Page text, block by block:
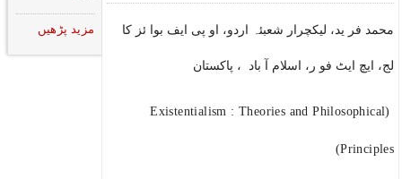
محمد فر ید، لیکچرار شعبئہ اردو، او پی ایف بوا ئز کا
لج، ایچ ایٹ فو ر، اسلام آ باد ، پاکستان
(Existentialism : Theories and Philosophical
Principles)
مزید پڑھیں